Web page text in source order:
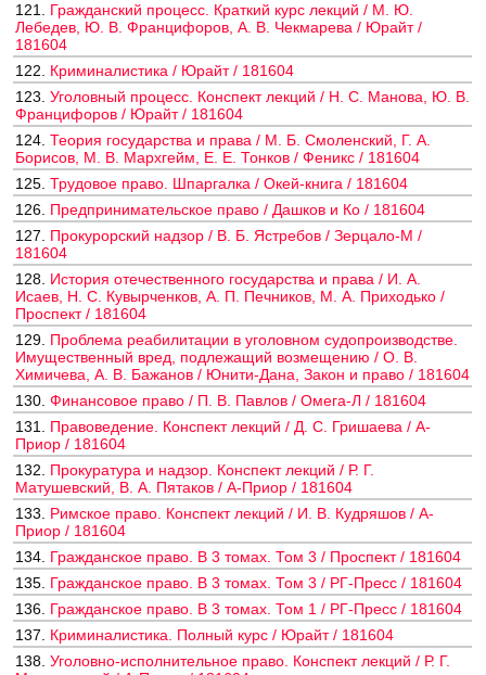
121. Гражданский процесс. Краткий курс лекций / М. Ю.
Лебедев, Ю. В. Францифоров, А. В. Чекмарева / Юрайт /
181604
122. Криминалистика / Юрайт / 181604
123. Уголовный процесс. Конспект лекций / Н. С. Манова, Ю. В.
Францифоров / Юрайт / 181604
124. Теория государства и права / М. Б. Смоленский, Г. А.
Борисов, М. В. Мархгейм, Е. Е. Тонков / Феникс / 181604
125. Трудовое право. Шпаргалка / Окей-книга / 181604
126. Предпринимательское право / Дашков и Ко / 181604
127. Прокурорский надзор / В. Б. Ястребов / Зерцало-М /
181604
128. История отечественного государства и права / И. А.
Исаев, Н. С. Кувырченков, А. П. Печников, М. А. Приходько /
Проспект / 181604
129. Проблема реабилитации в уголовном судопроизводстве.
Имущественный вред, подлежащий возмещению / О. В.
Химичева, А. В. Бажанов / Юнити-Дана, Закон и право / 181604
130. Финансовое право / П. В. Павлов / Омега-Л / 181604
131. Правоведение. Конспект лекций / Д. С. Гришаева / А-
Приор / 181604
132. Прокуратура и надзор. Конспект лекций / Р. Г.
Матушевский, В. А. Пятаков / А-Приор / 181604
133. Римское право. Конспект лекций / И. В. Кудряшов / А-
Приор / 181604
134. Гражданское право. В 3 томах. Том 3 / Проспект / 181604
135. Гражданское право. В 3 томах. Том 3 / РГ-Пресс / 181604
136. Гражданское право. В 3 томах. Том 1 / РГ-Пресс / 181604
137. Криминалистика. Полный курс / Юрайт / 181604
138. Уголовно-исполнительное право. Конспект лекций / Р. Г.